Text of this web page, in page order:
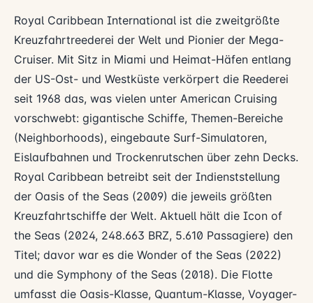
Royal Caribbean International ist die zweitgrößte
Kreuzfahrtreederei der Welt und Pionier der Mega-
Cruiser. Mit Sitz in Miami und Heimat-Häfen entlang
der US-Ost- und Westküste verkörpert die Reederei
seit 1968 das, was vielen unter American Cruising
vorschwebt: gigantische Schiffe, Themen-Bereiche
(Neighborhoods), eingebaute Surf-Simulatoren,
Eislaufbahnen und Trockenrutschen über zehn Decks.
Royal Caribbean betreibt seit der Indienststellung
der Oasis of the Seas (2009) die jeweils größten
Kreuzfahrtschiffe der Welt. Aktuell hält die Icon of
the Seas (2024, 248.663 BRZ, 5.610 Passagiere) den
Titel; davor war es die Wonder of the Seas (2022)
und die Symphony of the Seas (2018). Die Flotte
umfasst die Oasis-Klasse, Quantum-Klasse, Voyager-